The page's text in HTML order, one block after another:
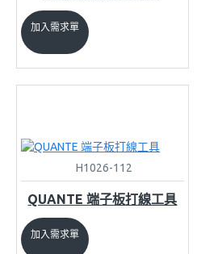
加入需求單
H1026-112
QUANTE 端子板打線工具
加入需求單